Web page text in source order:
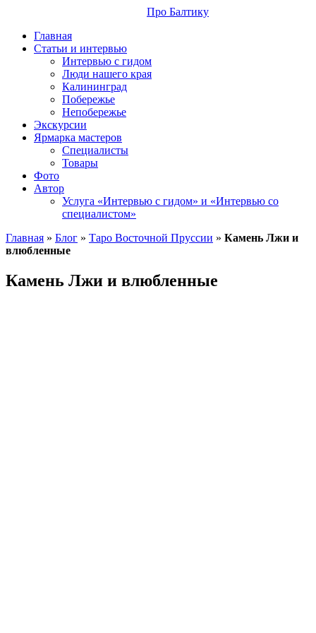
Про Балтику
Главная
Статьи и интервью
Интервью с гидом
Люди нашего края
Калининград
Побережье
Непобережье
Экскурсии
Ярмарка мастеров
Специалисты
Товары
Фото
Автор
Услуга «Интервью с гидом» и «Интервью со
специалистом»
Главная » Блог » Таро Восточной Пруссии » Камень Лжи и
влюбленные
Камень Лжи и влюбленные